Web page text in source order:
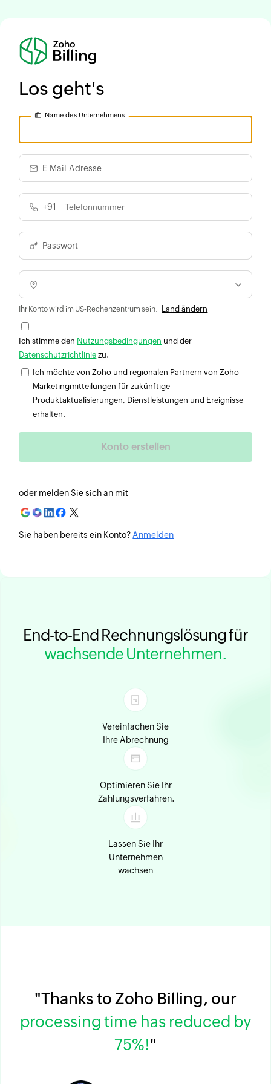
End-to-End Rechnungslösung für
wachsende Unternehmen.
Vereinfachen Sie
Ihre Abrechnung
Optimieren Sie Ihr
Zahlungsverfahren.
Lassen Sie Ihr
Unternehmen
wachsen
"Thanks to Zoho Billing, our
processing time has reduced by
75%!"
Los geht's
Name des Unternehmens
E-Mail-Adresse
+91
Passwort
Ihr Konto wird im US-Rechenzentrum sein. Land ändern
Ich stimme den Nutzungsbedingungen und der
Datenschutzrichtlinie zu.
Ich möchte von Zoho und regionalen Partnern von Zoho
Marketingmitteilungen für zukünftige
Produktaktualisierungen, Dienstleistungen und Ereignisse
erhalten.
oder melden Sie sich an mit
Sie haben bereits ein Konto?Anmelden